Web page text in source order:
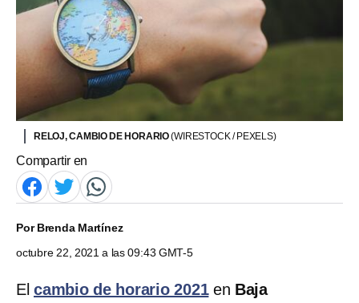
RELOJ, CAMBIO DE HORARIO(WIRESTOCK / PEXELS)
Compartir en
PorBrenda Martínez
octubre 22, 2021 a las 09:43 GMT-5
El cambio de horario 2021 en Baja